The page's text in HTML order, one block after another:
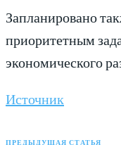
Запланировано
приоритетным
экономического
Источник
ПРЕДЫДУЩАЯ СТАТЬЯ